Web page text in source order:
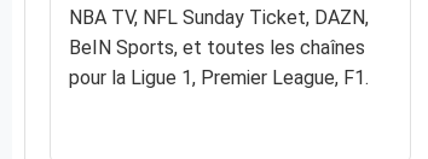
NBA TV, NFL Sunday Ticket, DAZN,
BeIN Sports, et toutes les chaînes
pour la Ligue 1, Premier League, F1.